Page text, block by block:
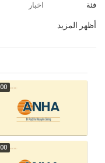
فئة اخبار
أظهر المزيد
1:00
1:00